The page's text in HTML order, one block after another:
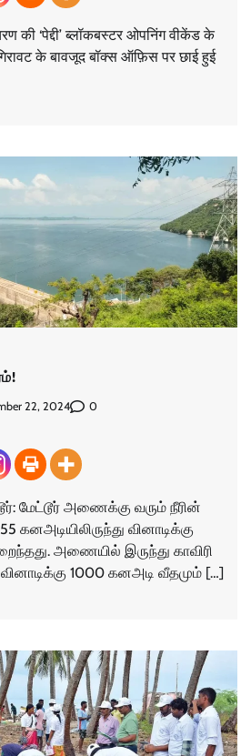
की ‘पेद्दी’ ब्लॉकबस्टर ओपनिंग वीकेंड के
के बावजूद बॉक्स ऑफ़िस पर छाई हुई
22, 2024 0
மேட்டூர் அணைக்கு வரும் நீரின்
கனஅடியிலிருந்து வினாடிக்கு
அணையில் இருந்து காவிரி
1000 கனஅடி வீதமும் […]